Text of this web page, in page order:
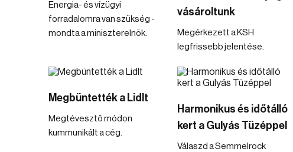
Energia- és vízügyi
forradalomra van szükség -
mondta a miniszterelnök.
vásároltunk
Megérkezett a KSH
legfrissebb jelentése.
Megbüntették a Lidlt
Megtévesztő módon
kummunikált a cég.
Harmonikus és időtálló
kert a Gulyás Tüzéppel
Válaszd a Semmelrock